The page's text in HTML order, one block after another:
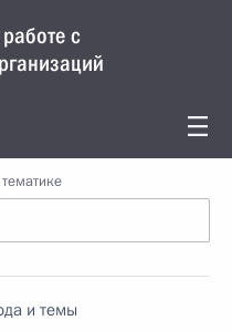
с
и темы